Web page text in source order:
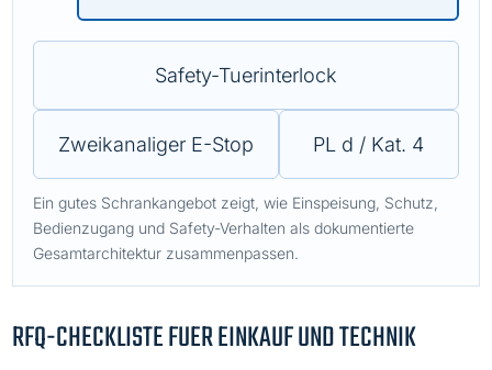
Safety-Tuerinterlock
Zweikanaliger E-Stop PL d / Kat. 4
Ein gutes Schrankangebot zeigt, wie Einspeisung, Schutz,
Bedienzugang und Safety-Verhalten als dokumentierte
Gesamtarchitektur zusammenpassen.
RFQ-CHECKLISTE FUER EINKAUF UND TECHNIK